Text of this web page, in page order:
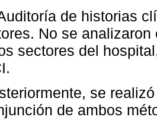
de historias
No se
sectores del
se
de ambos